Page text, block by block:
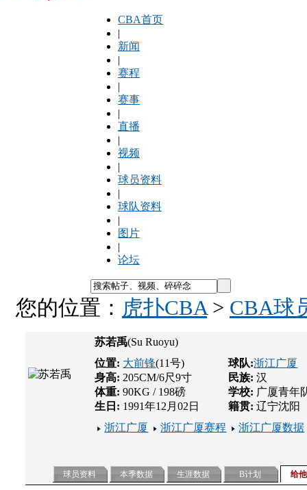
CBA首页
|
新闻
|
赛程
|
赛事
|
直播
|
视频
|
球员资料
|
球队资料
|
图片
|
论坛
您的位置： 虎扑CBA > CBA球
苏若禹(Su Ruoyu)
位置: 大前锋(11号)
身高: 205CM/6尺9寸
体重:90KG / 198磅
生日: 1991年12月02日
球队:浙江广厦
民族: 汉
学校: 广厦青年
籍贯:辽宁沈阳
浙江广厦
浙江广厦赛程 浙江广厦数据
球员资料 本季数据 生涯数据 B计划 给